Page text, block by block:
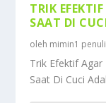
TRIK
SAAT DI
oleh mimin1
Trik Efektif
Saat Di Cuci